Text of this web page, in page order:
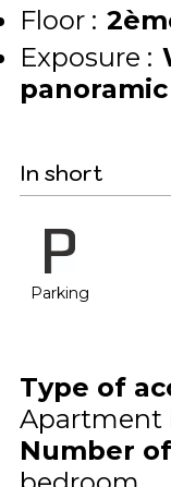
Floor :
Exposure :
In short
Parking
Type of
Apartment
Number